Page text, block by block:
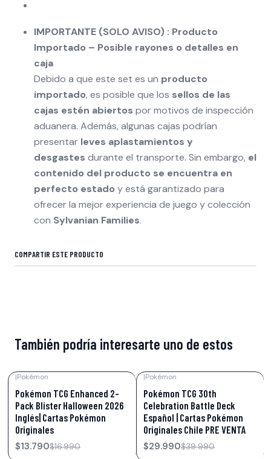
IMPORTANTE (SOLO AVISO) : Producto
Importado – Posible rayones o detalles en
caja
Debido a que este set es un producto
importado, es posible que los sellos de las
cajas estén abiertos por motivos de inspección
aduanera. Además, algunas cajas podrían
presentar leves aplastamientos y
desgastes durante el transporte. Sin embargo, el
contenido del producto se encuentra en
perfecto estado y está garantizado para
ofrecer la mejor experiencia de juego y colección
con Sylvanian Families.
COMPARTIR ESTE PRODUCTO
También podría interesarte uno de estos
|Pokémon
Pokémon TCG Enhanced 2-
Pack Blister Halloween 2026
Inglés| Cartas Pokémon
Originales
$13.790$16.990
|Pokémon
Pokémon TCG 30th
Celebration Battle Deck
Español | Cartas Pokémon
Originales Chile PRE VENTA
$29.990$39.990